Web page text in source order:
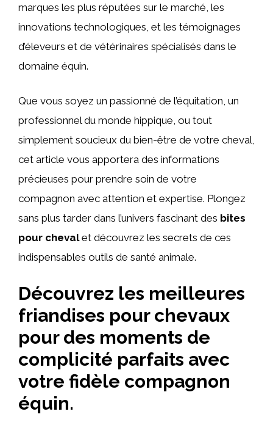
marques les plus réputées sur le marché, les
innovations technologiques, et les témoignages
d’éleveurs et de vétérinaires spécialisés dans le
domaine équin.
Que vous soyez un passionné de l’équitation, un
professionnel du monde hippique, ou tout
simplement soucieux du bien-être de votre cheval,
cet article vous apportera des informations
précieuses pour prendre soin de votre
compagnon avec attention et expertise. Plongez
sans plus tarder dans l’univers fascinant des bites
pour chevalet découvrez les secrets de ces
indispensables outils de santé animale.
Découvrez les meilleures
friandises pour chevaux
pour des moments de
complicité parfaits avec
votre fidèle compagnon
équin.